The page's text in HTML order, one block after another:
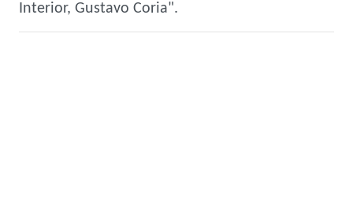
Interior, Gustavo Coria".